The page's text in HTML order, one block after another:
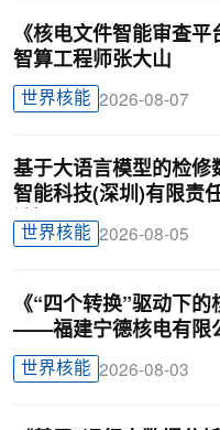
《核电文件智能审查
智算工程师张大山
世界核能 2026-08-07
基于大语言模型的检
智能科技(深圳)有限责
锦颖
世界核能 2026-08-05
《“四个转换”驱动下
——福建宁德核电有限
世界核能 2026-08-03